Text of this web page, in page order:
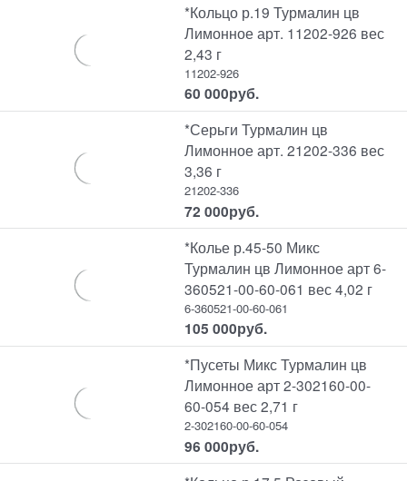
*Кольцо р.19 Турмалин цв
Лимонное арт. 11202-926 вес
2,43 г
11202-926
60 000руб.
*Серьги Турмалин цв
Лимонное арт. 21202-336 вес
3,36 г
21202-336
72 000руб.
*Колье р.45-50 Микс
Турмалин цв Лимонное арт 6-
360521-00-60-061 вес 4,02 г
6-360521-00-60-061
105 000руб.
*Пусеты Микс Турмалин цв
Лимонное арт 2-302160-00-
60-054 вес 2,71 г
2-302160-00-60-054
96 000руб.